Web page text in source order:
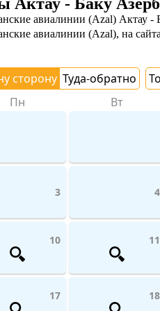
авиалинии (Azal) Актау
авиалинии (Azal), на
сторону Туда-обратно
Пн Вт
3 4
10 11
17 18